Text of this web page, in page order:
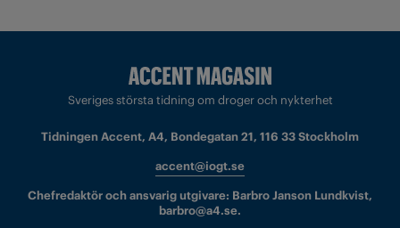
Sveriges största tidning om droger och nykterhet
Tidningen Accent, A4, Bondegatan 21, 116 33 Stockholm
accent@iogt.se
Chefredaktör och ansvarig utgivare: Barbro Janson Lundkvist,
barbro@a4.se.